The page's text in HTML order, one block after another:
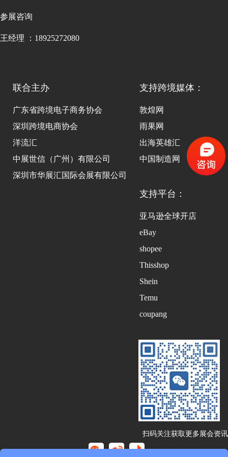
参展咨询
王经理 ：18925272080
联合主办
广东省跨境电子商务协会
深圳跨境电商协会
洋流汇
中展世信（广州）有限公司
深圳市华展汇国际会展有限公司
支持跨境媒体：
敦煌网
雨果网
出海英雄汇
中国制造网
支持平台：
亚马逊全球开店
eBay
shopee
Thisshop
Shein
Temu
coupang
扫码关注获取更多展会资讯